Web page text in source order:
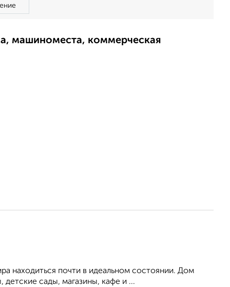
машиноместа, коммерческая
находиться почти в идеальном состоянии. Дом
сады, магазины, кафе и ...